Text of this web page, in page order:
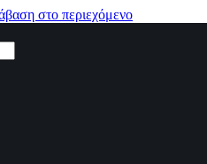
στο περιεχόμενο